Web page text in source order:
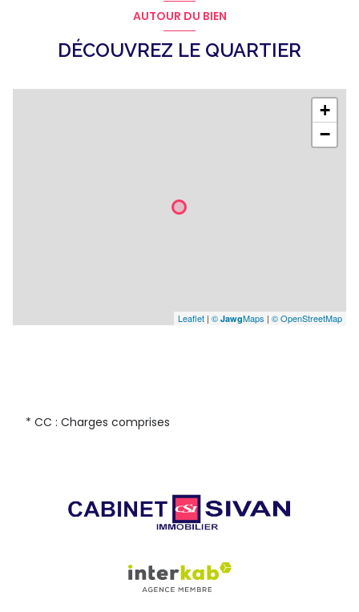
cave
balcon
AUTOUR DU BIEN
DÉCOUVREZ LE QUARTIER
+
−
Leaflet | © JawgMaps | © OpenStreetMap
* CC : Charges comprises